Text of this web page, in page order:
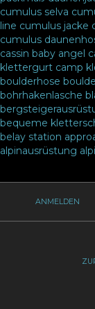
cumulus selva
line cumulus jacke
cumulus
cassin baby angel
klettergurt camp
boulderhose
bohrhakenlasche
bequeme
belay station
alpinausrüstung
ANMELDEN